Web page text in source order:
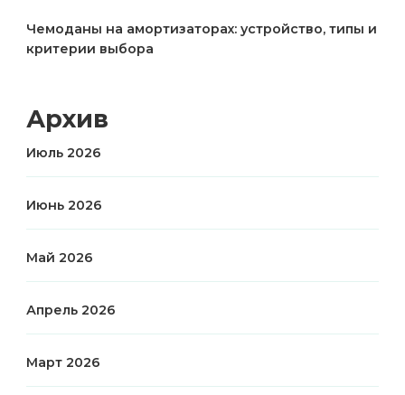
Чемоданы на амортизаторах: устройство, типы и
критерии выбора
Архив
Июль 2026
Июнь 2026
Май 2026
Апрель 2026
Март 2026